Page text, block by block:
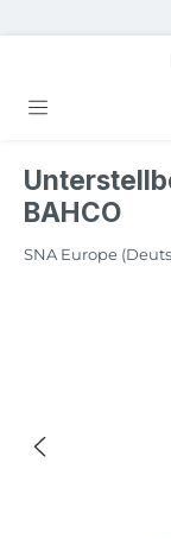
Zum Hauptinhalt
BAHCO
SNA Europe